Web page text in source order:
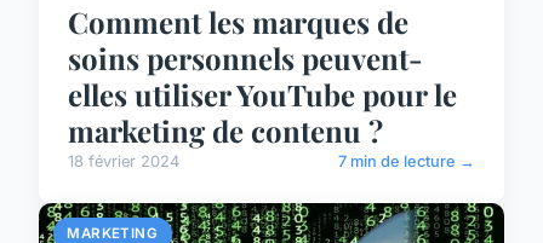
Comment les marques de
soins personnels peuvent-
elles utiliser YouTube pour le
marketing de contenu ?
18 février 2024 7 min de lecture →
MARKETING